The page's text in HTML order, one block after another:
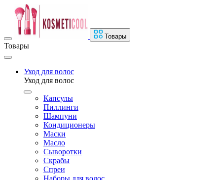
Товары
Товары
Уход для волос
Уход для волос
Капсулы
Пиллинги
Шампуни
Кондиционеры
Маски
Масло
Сыворотки
Скрабы
Спреи
Наборы для волос